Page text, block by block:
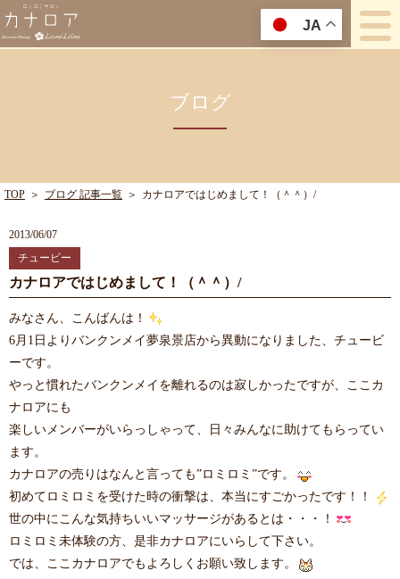
ブログ
TOP ＞ ブログ 記事一覧 ＞ カナロアではじめまして！（＾＾）/
2013/06/07
チュービー
カナロアではじめまして！（＾＾）/
みなさん、こんばんは！
6月1日よりバンクンメイ夢泉景店から異動になりました、チュービ
ーです。
やっと慣れたバンクンメイを離れるのは寂しかったですが、ここカ
ナロアにも
楽しいメンバーがいらっしゃって、日々みんなに助けてもらってい
ます。
カナロアの売りはなんと言っても”ロミロミ”です。
初めてロミロミを受けた時の衝撃は、本当にすごかったです！！
世の中にこんな気持ちいいマッサージがあるとは・・・！
ロミロミ未体験の方、是非カナロアにいらして下さい。
では、ここカナロアでもよろしくお願い致します。
JA